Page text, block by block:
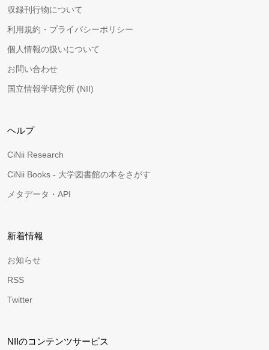
収録刊行物について
利用規約・プライバシーポリシー
個人情報の扱いについて
お問い合わせ
国立情報学研究所 (NII)
ヘルプ
CiNii Research
CiNii Books - 大学図書館の本をさがす
メタデータ・API
新着情報
お知らせ
RSS
Twitter
NIIのコンテンツサービス